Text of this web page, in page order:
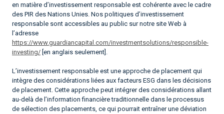
en matière d’investissement responsable est cohérente avec le cadre
des PIR des Nations Unies. Nos politiques d’investissement
responsable sont accessibles au public sur notre site Web à
l’adresse
https://www.guardiancapital.com/investmentsolutions/responsible-
investing/ [en anglais seulement].
L’investissement responsable est une approche de placement qui
intègre des considérations liées aux facteurs ESG dans les décisions
de placement. Cette approche peut intégrer des considérations allant
au-delà de l’information financière traditionnelle dans le processus
de sélection des placements, ce qui pourrait entraîner une déviation